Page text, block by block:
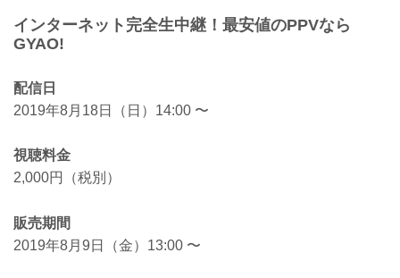
インターネット完全生中継！最安値のPPVなら
GYAO!
配信日
2019年8月18日（日）14:00 〜
視聴料金
2,000円（税別）
販売期間
2019年8月9日（金）13:00 〜